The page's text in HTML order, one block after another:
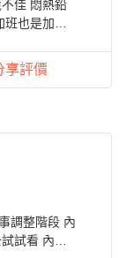
佳 悶熱鉛
也是加的
享評價
整階段 內
內部